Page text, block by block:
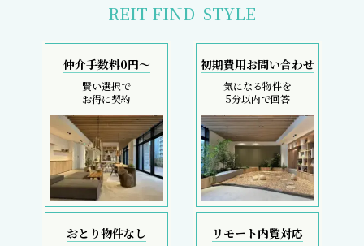
REIT FIND STYLE
仲介手数料0円～
賢い選択で
お得に契約
初期費用お問い合わせ
気になる物件を
5分以内で回答
おとり物件なし リモート内覧対応